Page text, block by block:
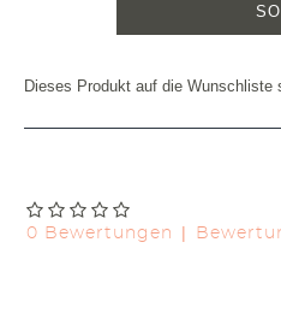
0 Bewertungen |
Dieses Produkt auf die Wunschliste